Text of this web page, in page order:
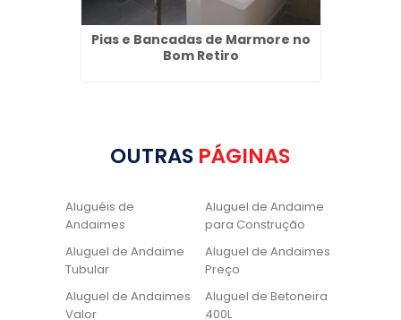
Pias e Bancadas de Marmore no
Bom Retiro
OUTRAS PÁGINAS
Aluguéis de
Andaimes
Aluguel de Andaime
para Construção
Aluguel de Andaime
Tubular
Aluguel de Andaimes
Preço
Aluguel de Andaimes
Valor
Aluguel de Betoneira
400L